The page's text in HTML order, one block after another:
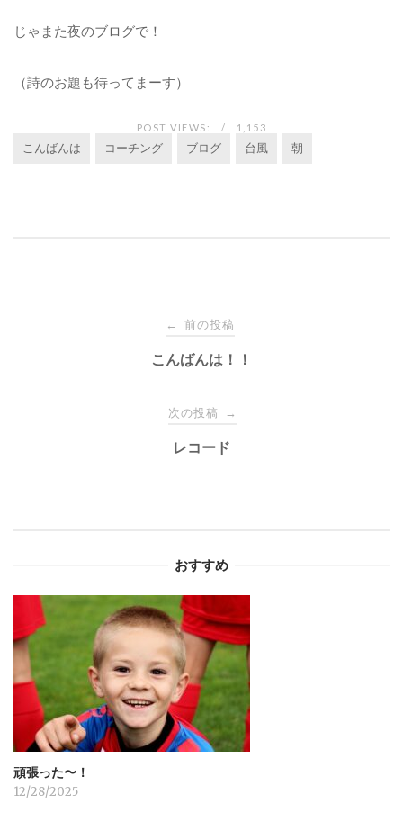
じゃまた夜のブログで！
（詩のお題も待ってまーす）
POST VIEWS: 1,153
こんばんは コーチング ブログ 台風 朝
シ
ョ
ン
← 前の投稿
こんばんは！！
次の投稿 →
レコード
おすすめ
頑張った〜！
12/28/2025